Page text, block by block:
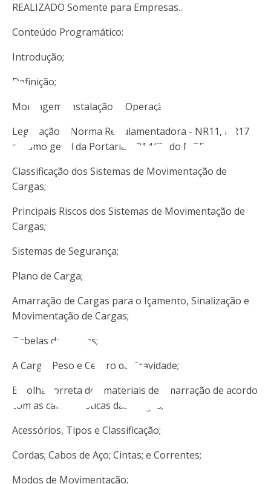
REALIZADO Somente para Empresas..
Conteúdo Programático:
Introdução;
Definição;
Montagem; Instalação; e Operação;
Legislação e Norma Regulamentadora - NR11, NR17 e
resumo geral da Portaria 3.214/78 do MTE.
Classificação dos Sistemas de Movimentação de
Cargas;
Principais Riscos dos Sistemas de Movimentação de
Cargas;
Sistemas de Segurança;
Plano de Carga;
Amarração de Cargas para o Içamento, Sinalização e
Movimentação de Cargas;
Tabelas de Cargas;
A Carga: Peso e Centro de Gravidade;
Escolha correta dos materiais de amarração de acordo
com as características das cargas;
Acessórios, Tipos e Classificação;
Cordas; Cabos de Aço; Cintas; e Correntes;
Modos de Movimentação;